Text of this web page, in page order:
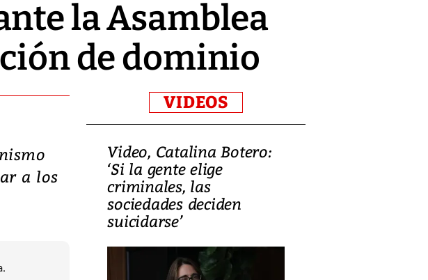
la Asamblea
de dominio
a los
VIDEOS
Video, Catalina Botero:
‘Si la gente elige
criminales, las
sociedades deciden
suicidarse’